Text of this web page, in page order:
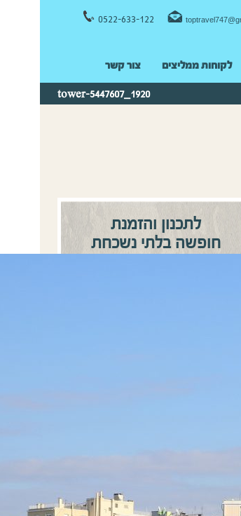
0522-633-122
לקוחות ממליצים צור קשר
tower-5447607_1920
לתכנון והזמנת
חופשה בלתי נשכחת